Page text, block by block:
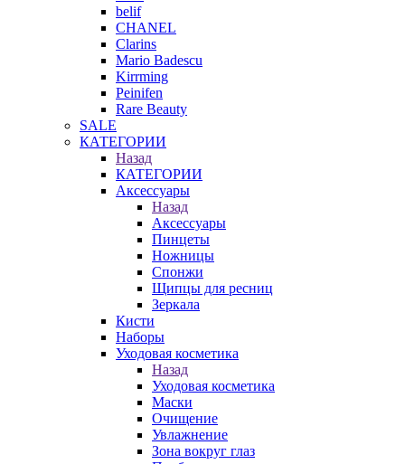
belif
CHANEL
Clarins
Mario Badescu
Kirrming
Peinifen
Rare Beauty
SALE
КАТЕГОРИИ
Назад
КАТЕГОРИИ
Аксессуары
Назад
Аксессуары
Пинцеты
Ножницы
Спонжи
Щипцы для ресниц
Зеркала
Кисти
Наборы
Уходовая косметика
Назад
Уходовая косметика
Маски
Очищение
Увлажнение
Зона вокруг глаз